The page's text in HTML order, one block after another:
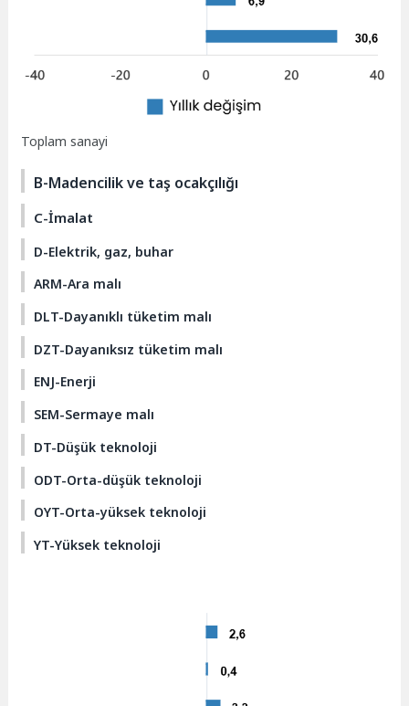
Toplam sanayi
B-Madencilik ve taş ocakçılığı
C-İmalat
D-Elektrik, gaz, buhar
ARM-Ara malı
DLT-Dayanıklı tüketim malı
DZT-Dayanıksız tüketim malı
ENJ-Enerji
SEM-Sermaye malı
DT-Düşük teknoloji
ODT-Orta-düşük teknoloji
OYT-Orta-yüksek teknoloji
YT-Yüksek teknoloji